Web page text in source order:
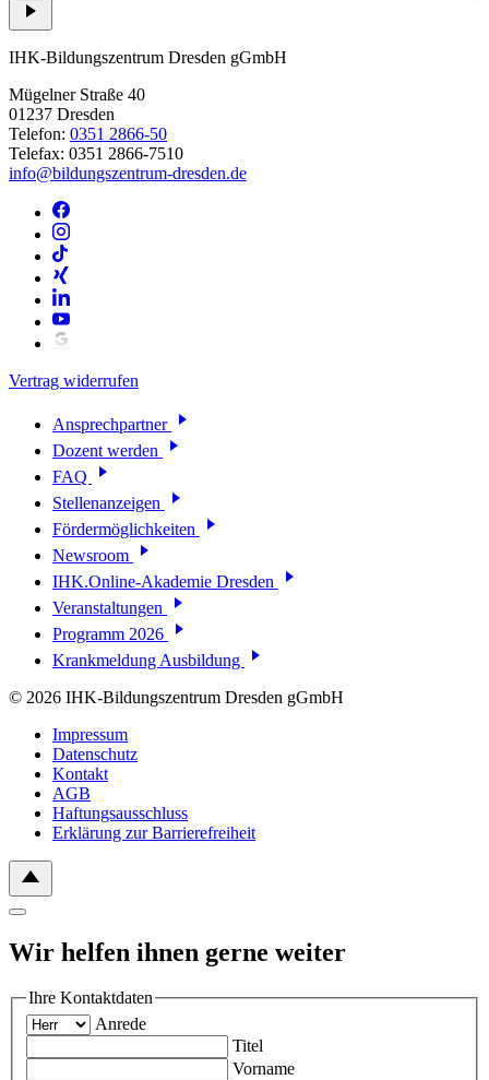
IHK-Bildungszentrum Dresden gGmbH
Mügelner Straße 40
01237 Dresden
Telefon: 0351 2866-50
Telefax: 0351 2866-7510
info@bildungszentrum-dresden.de
Vertrag widerrufen
Ansprechpartner
Dozent werden
FAQ
Stellenanzeigen
Fördermöglichkeiten
Newsroom
IHK.Online-Akademie Dresden
Veranstaltungen
Programm 2026
Krankmeldung Ausbildung
© 2026 IHK-Bildungszentrum Dresden gGmbH
Impressum
Datenschutz
Kontakt
AGB
Haftungsausschluss
Erklärung zur Barrierefreiheit
Wir helfen ihnen gerne weiter
Ihre Kontaktdaten
Anrede
Titel
Vorname